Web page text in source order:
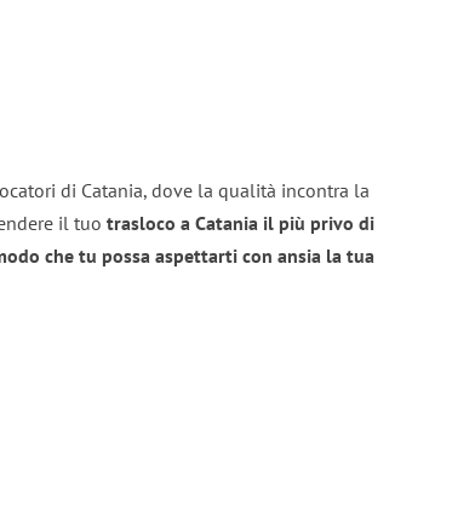
di Catania, dove la qualità incontra la
il tuo trasloco a Catania il più privo di
che tu possa aspettarti con ansia la tua